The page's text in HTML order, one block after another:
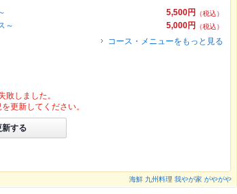
5,500円
（税込）
5,000円
（税込）
～
コース・メニューをもっと見る
敗しました。
更新してください。
する
海鮮 九州料理 我やが家 がやがや